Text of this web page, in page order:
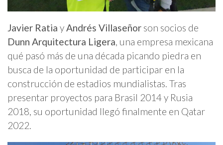
Javier Ratia yAndrés Villaseñor son socios de
Dunn Arquitectura Ligera, una empresa mexicana
qué pasó más de una década picando piedra en
busca de la oportunidad de participar en la
construcción de estadios mundialistas. Tras
presentar proyectos para Brasil 2014 y Rusia
2018, su oportunidad llegó finalmente en Qatar
2022.